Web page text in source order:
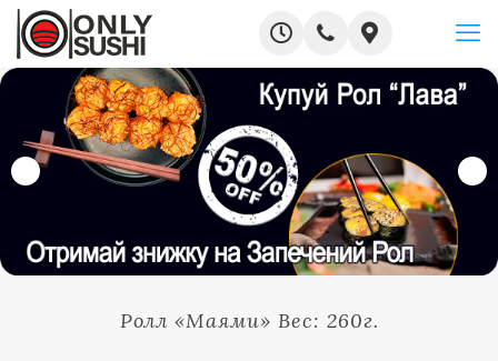
Ролл «Маями» Вес: 260г.